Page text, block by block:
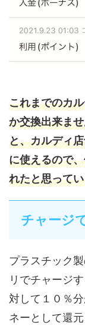
これまでのカ
か交換出来ま
と、カルディ
に使えるので
れたと思って
チャージ
プラスチック
リでチャージ
対して１０％
ネーとして還元